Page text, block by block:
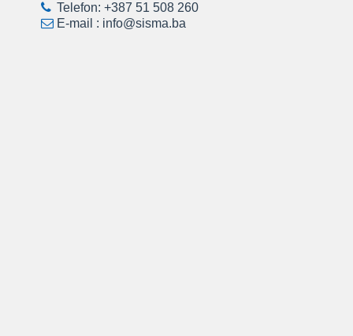
Telefon: +387 51 508 260
E-mail : info@sisma.ba